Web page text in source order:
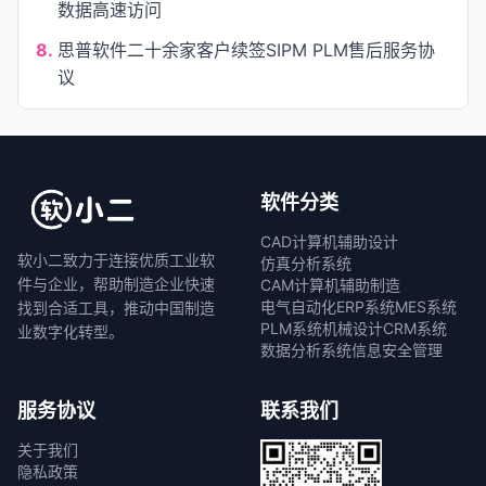
数据高速访问
8. 思普软件二十余家客户续签SIPM PLM售后服务协
议
软小二致力于连接优质工业软
件与企业，帮助制造企业快速
找到合适工具，推动中国制造
业数字化转型。
软件分类
CAD计算机辅助设计
仿真分析系统
CAM计算机辅助制造
电气自动化ERP系统MES系统
PLM系统机械设计CRM系统
数据分析系统信息安全管理
服务协议
关于我们
隐私政策
联系我们